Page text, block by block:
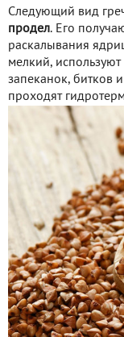
Следующий вид
продел. Его
раскалывания
мелкий,
запеканок, битков
проходят